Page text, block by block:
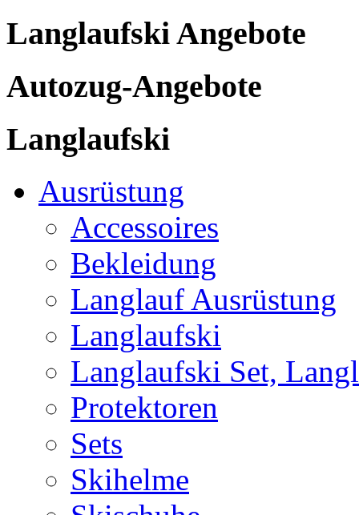
Langlaufski Angebote
Autozug-Angebote
Langlaufski
Ausrüstung
Accessoires
Bekleidung
Langlauf Ausrüstung
Langlaufski
Langlaufski Set,
Protektoren
Sets
Skihelme